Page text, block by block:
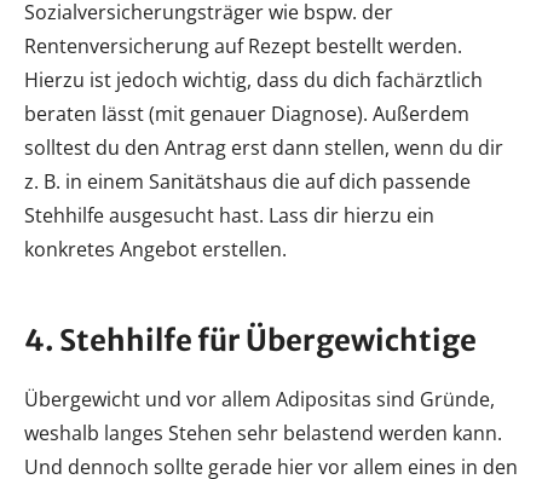
Sozialversicherungsträger wie bspw. der
Rentenversicherung auf Rezept bestellt werden.
Hierzu ist jedoch wichtig, dass du dich fachärztlich
beraten lässt (mit genauer Diagnose). Außerdem
solltest du den Antrag erst dann stellen, wenn du dir
z. B. in einem Sanitätshaus die auf dich passende
Stehhilfe ausgesucht hast. Lass dir hierzu ein
konkretes Angebot erstellen.
4. Stehhilfe für Übergewichtige
Übergewicht und vor allem Adipositas sind Gründe,
weshalb langes Stehen sehr belastend werden kann.
Und dennoch sollte gerade hier vor allem eines in den